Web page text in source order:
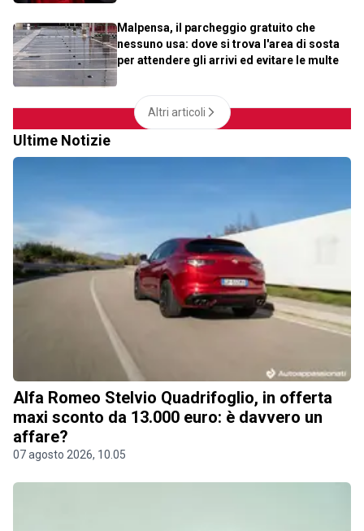
Malpensa, il parcheggio gratuito che
nessuno usa: dove si trova l'area di sosta
per attendere gli arrivi ed evitare le multe
Altri articoli
Ultime Notizie
Alfa Romeo Stelvio Quadrifoglio, in offerta
maxi sconto da 13.000 euro: è davvero un
affare?
07 agosto 2026, 10.05